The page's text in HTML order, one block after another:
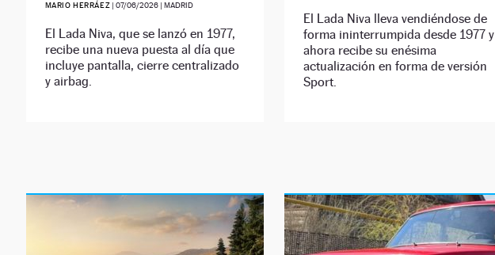
MARIO HERRÁEZ |07/06/2026 | MADRID
El Lada Niva, que se lanzó en 1977,
recibe una nueva puesta al día que
incluye pantalla, cierre centralizado
y airbag.
El Lada Niva lleva vendiéndose de
forma ininterrumpida desde 1977 y
ahora recibe su enésima
actualización en forma de versión
Sport.